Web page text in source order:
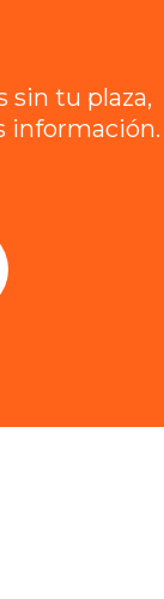
sin tu plaza,
información.